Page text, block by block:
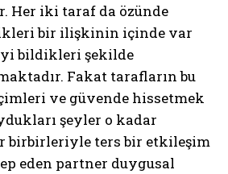
Her iki taraf da özünde
bir ilişkinin içinde var
bildikleri şekilde
Fakat tarafların bu
ve güvende hissetmek
şeyler o kadar
birbirleriyle ters bir etkileşim
eden partner duygusal